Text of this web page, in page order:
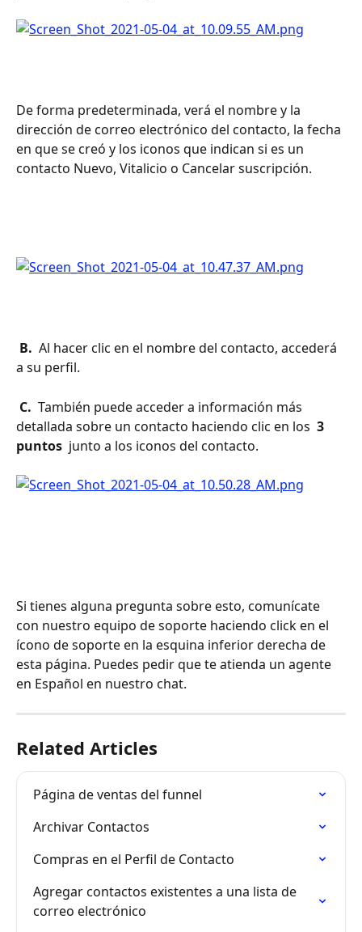
De forma predeterminada, verá el nombre y la
dirección de correo electrónico del contacto, la fecha
en que se creó y los iconos que indican si es un
contacto Nuevo, Vitalicio o Cancelar suscripción.
B. Al hacer clic en el nombre del contacto, accederá
a su perfil.
C. También puede acceder a información más
detallada sobre un contacto haciendo clic en los 3
puntos junto a los iconos del contacto.
Si tienes alguna pregunta sobre esto, comunícate
con nuestro equipo de soporte haciendo click en el
ícono de soporte en la esquina inferior derecha de
esta página. Puedes pedir que te atienda un agente
en Español en nuestro chat.
Related Articles
Página de ventas del funnel
Archivar Contactos
Compras en el Perfil de Contacto
Agregar contactos existentes a una lista de
correo electrónico